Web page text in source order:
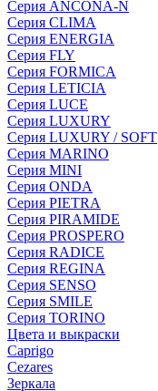
Серия ANCONA-N
Серия CLIMA
Серия ENERGIA
Серия FLY
Серия FORMICA
Серия LETICIA
Серия LUCE
Серия LUXURY
Серия LUXURY / SOFT
Серия MARINO
Серия MINI
Серия ONDA
Серия PIETRA
Серия PIRAMIDE
Серия PROSPERO
Серия RADICE
Серия REGINA
Серия SENSO
Серия SMILE
Серия TORINO
Цвета и выкраски
Caprigo
Cezares
Зеркала